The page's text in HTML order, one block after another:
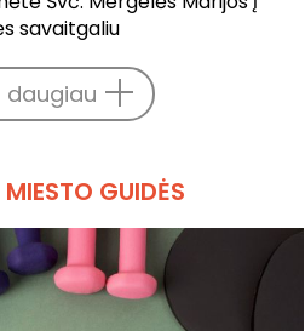
savaitgaliu
daugiau
GUIDĖS